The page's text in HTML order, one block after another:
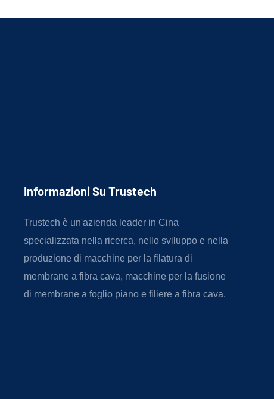
Informazioni Su Trustech
Trustech è un'azienda leader in Cina
specializzata nella ricerca, nello sviluppo e nella
produzione di macchine per la filatura di
membrane a fibra cava, macchine per la fusione
di membrane a foglio piano e filiere a fibra cava.